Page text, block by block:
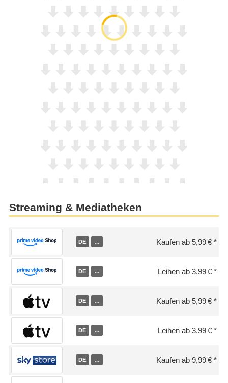
Streaming & Mediatheken
DE … Kaufen ab 5,99 €
DE … Leihen ab 3,99 €
DE … Kaufen ab 5,99 €
DE … Leihen ab 3,99 €
DE … Kaufen ab 9,99 €